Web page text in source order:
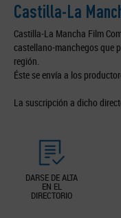
Castilla-La
Castilla-La Mancha Film
castellano-manchegos que
región.
Éste se envía a los
La suscripción a dicho
DARSE DE ALTA
EN EL
DIRECTORIO